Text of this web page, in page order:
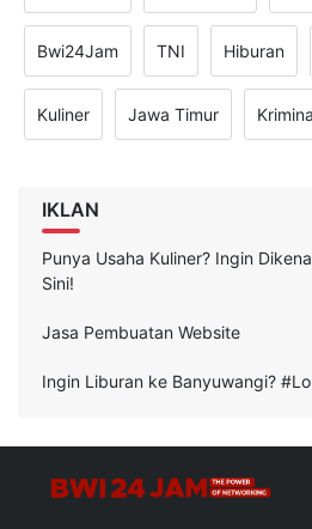
Bwi24Jam TNI Hiburan
Kuliner Jawa Timur
IKLAN
Punya Usaha Kuliner? Ingin
Sini!
Jasa Pembuatan Website
Ingin Liburan ke Banyuwangi?